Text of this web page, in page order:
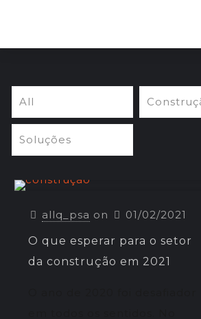
All
Soluções
allq_psa on
01/02/2021
O que esperar para o setor
da construção em 2021